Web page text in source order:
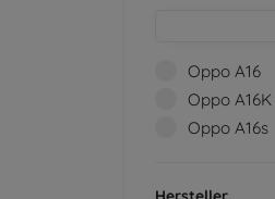
Oppo A16
Oppo A16K
Oppo A16s